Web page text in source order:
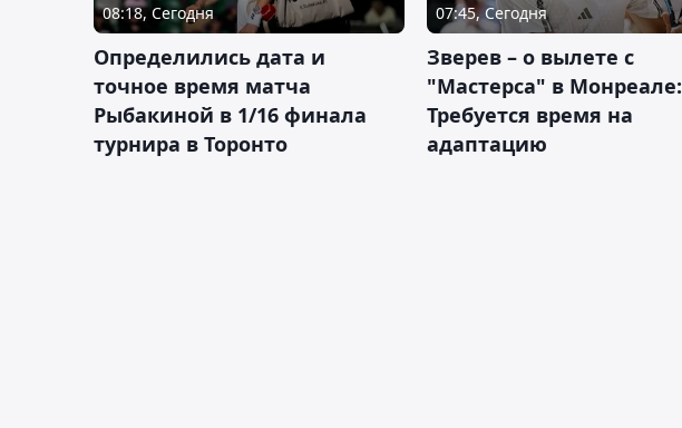
08:18, Сегодня
Определились дата и
точное время матча
Рыбакиной в 1/16 финала
турнира в Торонто
07:45, Сегодня
Зверев – о вылете с
"Мастерса" в Монреале:
Требуется время на
адаптацию